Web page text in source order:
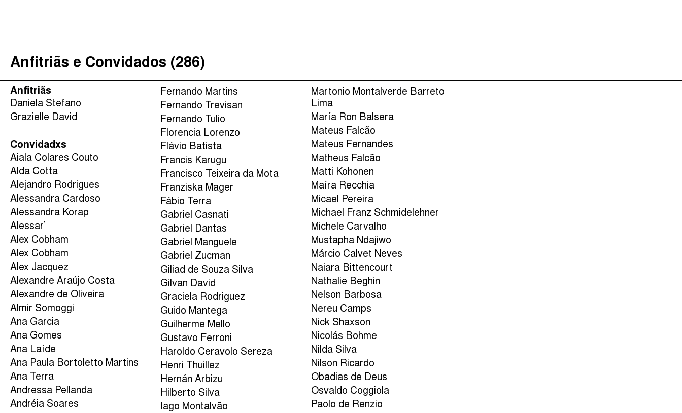
الجباية ببساطة
Impôts et Justice Sociale
The Corruption Diaries
Unequal India Decoded
Anfitriãs e Convidados (286)
Anfitriãs
Daniela Stefano
Grazielle David
Convidadxs
Aiala Colares Couto
Alda Cotta
Alejandro Rodrigues
Alessandra Cardoso
Alessandra Korap
Alessar’
Alex Cobham
Alex Cobham
Alex Jacquez
Alexandre Araújo Costa
Alexandre de Oliveira
Almir Somoggi
Ana Garcia
Ana Gomes
Ana Laíde
Ana Paula Bortoletto Martins
Ana Terra
Andressa Pellanda
Andréia Soares
Fernando Martins
Fernando Trevisan
Fernando Tulio
Florencia Lorenzo
Flávio Batista
Francis Karugu
Francisco Teixeira da Mota
Franziska Mager
Fábio Terra
Gabriel Casnati
Gabriel Dantas
Gabriel Manguele
Gabriel Zucman
Giliad de Souza Silva
Gilvan David
Graciela Rodriguez
Guido Mantega
Guilherme Mello
Gustavo Ferroni
Haroldo Ceravolo Sereza
Henri Thuillez
Hernán Arbizu
Hilberto Silva
Iago Montalvão
Martonio Montalverde Barreto
Lima
María Ron Balsera
Mateus Falcão
Mateus Fernandes
Matheus Falcão
Matti Kohonen
Maíra Recchia
Micael Pereira
Michael Franz Schmidelehner
Michele Carvalho
Mustapha Ndajiwo
Márcio Calvet Neves
Naiara Bittencourt
Nathalie Beghin
Nelson Barbosa
Nereu Camps
Nick Shaxson
Nicolás Bohme
Nilda Silva
Nilson Ricardo
Obadias de Deus
Osvaldo Coggiola
Paolo de Renzio